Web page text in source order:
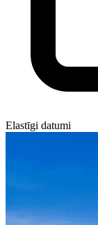
Elastīgi datumi